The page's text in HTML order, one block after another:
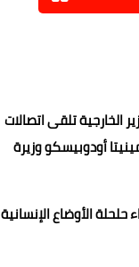
الخارجية تلقى اتصالات
أودوبيسكو وزيرة
الأوضاع الإنسانية